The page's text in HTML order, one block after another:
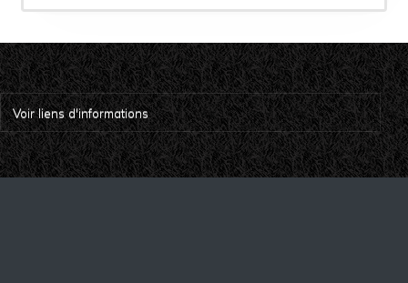
Voir liens d'informations